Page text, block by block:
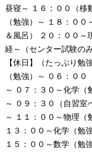
昼寝～ １６：００（
（勉強）～ １８：０
＆風呂） ２０：００～
経～（センター試験の
【休日】（たっぷり勉
（勉強）～ ０６：００
～ ０７：３０～化学（
～ ０９：３０（自習室
～ １１：００～物理（
１３：００～化学（勉
１５：００～数学（勉